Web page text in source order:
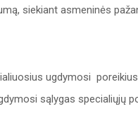
siekiant asmeninės
ugdymosi
sąlygas specialiųjų